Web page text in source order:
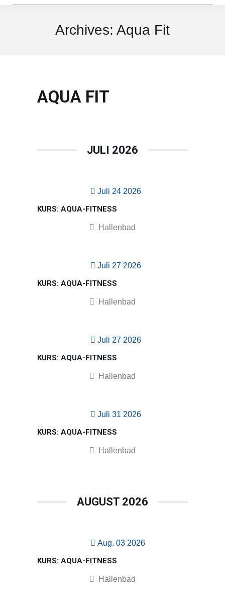
Archives: Aqua Fit
AQUA FIT
JULI 2026
Juli 24 2026
KURS: AQUA-FITNESS
Hallenbad
Juli 27 2026
KURS: AQUA-FITNESS
Hallenbad
Juli 27 2026
KURS: AQUA-FITNESS
Hallenbad
Juli 31 2026
KURS: AQUA-FITNESS
Hallenbad
AUGUST 2026
Aug. 03 2026
KURS: AQUA-FITNESS
Hallenbad